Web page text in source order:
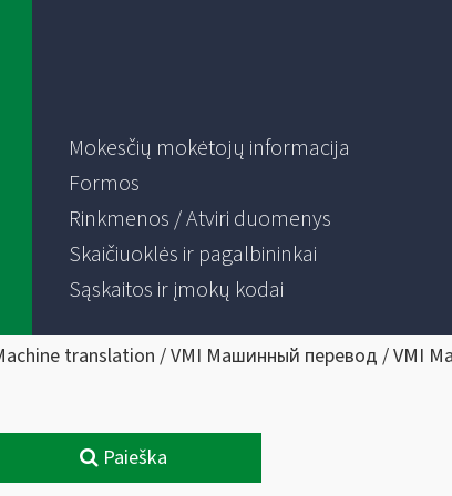
Mokesčių mokėtojų informacija
Formos
Rinkmenos / Atviri duomenys
Skaičiuoklės ir pagalbininkai
Sąskaitos ir įmokų kodai
translation / VMI Машинный перевод / VMI
Paieška